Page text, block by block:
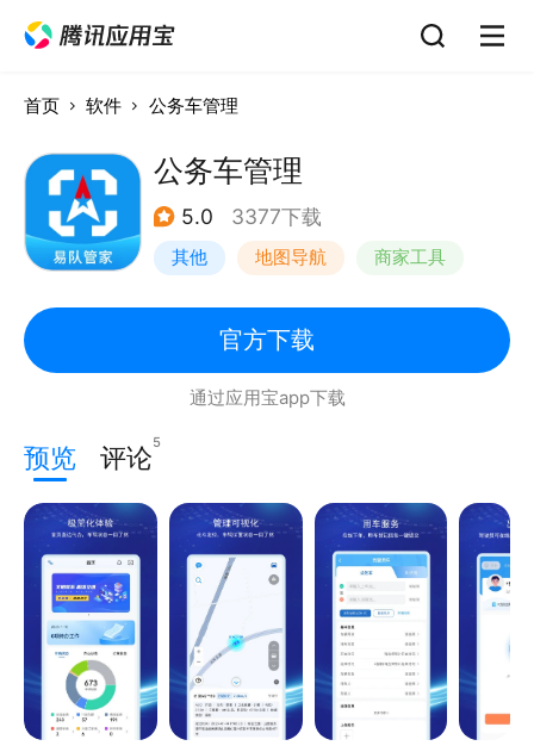
首页 软件 公务车管理
公务车管理
5.0 3377下载
其他 地图导航 商家工具
手机定位
官方下载
通过应用宝app下载
预览 评论5